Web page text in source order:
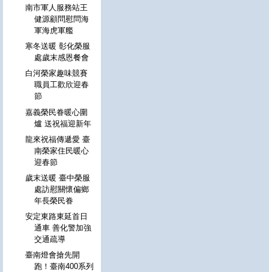
南市軍人服務站王
健源顧問慰問海
軍海虎軍艦
寒冬送暖 彰化榮服
處歲末感恩餐會
白河榮家趣味競賽
職員工歡欣迎春
節
嘉義榮民眷暖心圍
爐 送祝福迎新年
龍來祝福傳遞愛 臺
南榮家住民暖心
迎春節
歲末送暖 臺中榮服
處訪慰關懷偏鄉
年長榮民眷
安定東路東延首日
通車 善化警加強
交通疏導
臺南燈會搶先開
跑！臺南400系列